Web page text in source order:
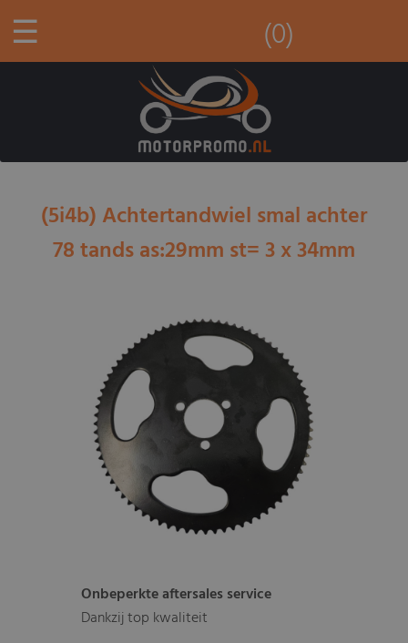
☰ (0)
(5i4b) Achtertandwiel smal achter
78 tands as:29mm st= 3 x 34mm
Onbeperkte aftersales service
Dankzij top kwaliteit